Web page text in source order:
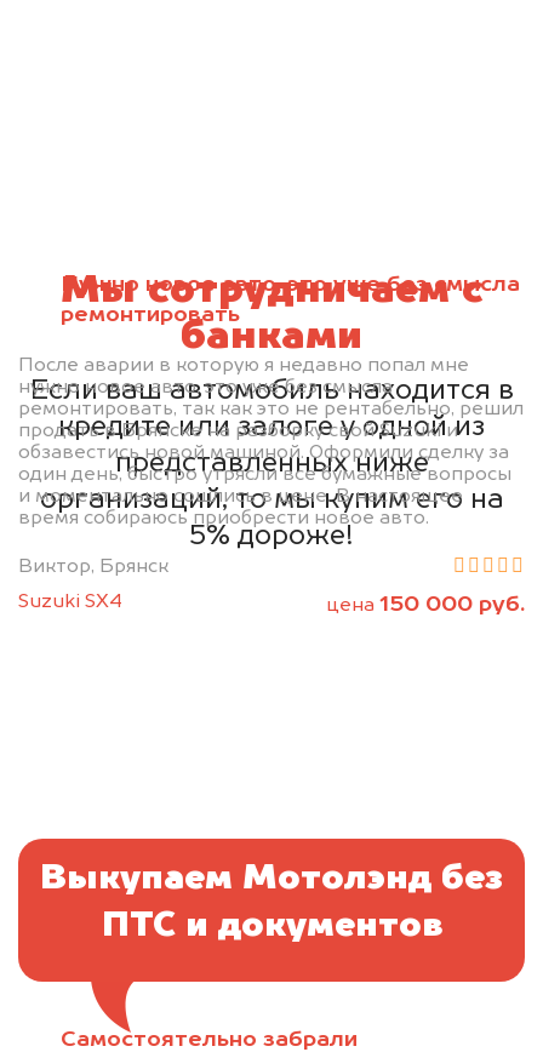
Нужно новое авто, это уже без смысла
ремонтировать
После аварии в которую я недавно попал мне
нужно новое авто, это уже без смысла
ремонтировать, так как это не рентабельно, решил
продать в Брянске на разборку свой Suzuki и
обзавестись новой машиной. Оформили сделку за
один день, быстро утрясли все бумажные вопросы
и моментально сошлись в цене. В настоящее
время собираюсь приобрести новое авто.
Виктор, Брянск
Suzuki SX4
цена 150 000 руб.
Самостоятельно забрали
Мы сотрудничаем с
банками
Если ваш автомобиль находится в
кредите или залоге у одной из
представленных ниже
организаций, то мы купим его на
5% дороже!
Выкупаем Мотолэнд без
ПТС и документов